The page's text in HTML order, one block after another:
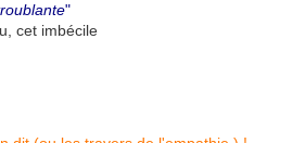
"
cet imbécile